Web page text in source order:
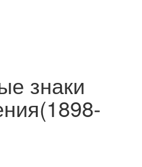
знаки